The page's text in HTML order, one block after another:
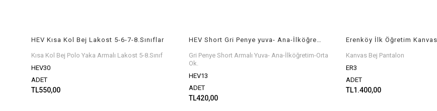
HEV Kısa Kol Bej Lakost 5-6-7-8.Sınıflar
Kısa Kol Bej Polo Yaka Armalı Lakost 5-8.Sınıf
HEV30
ADET
TL550,00
HEV Short Gri Penye yuva- Ana-İlköğretim-Orta Ok.
Gri Penye Short Armalı Yuva- Ana-İlköğretim-Orta
Ok.
HEV13
ADET
TL420,00
Kanvas Bej Pantalon
ER3
ADET
TL1.400,00